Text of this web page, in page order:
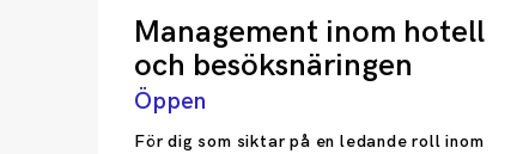
Management inom hotell
och besöksnäringen
Öppen
För dig som siktar på en ledande roll inom